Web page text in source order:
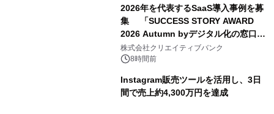
2026年を代表するSaaS導入事例を募
集 「SUCCESS STORY AWARD
2026 Autumn byデジタル化の窓口」
開催
株式会社クリエイティブバンク
8時間前
Instagram販売ツールを活用し、3日
間で売上約4,300万円を達成